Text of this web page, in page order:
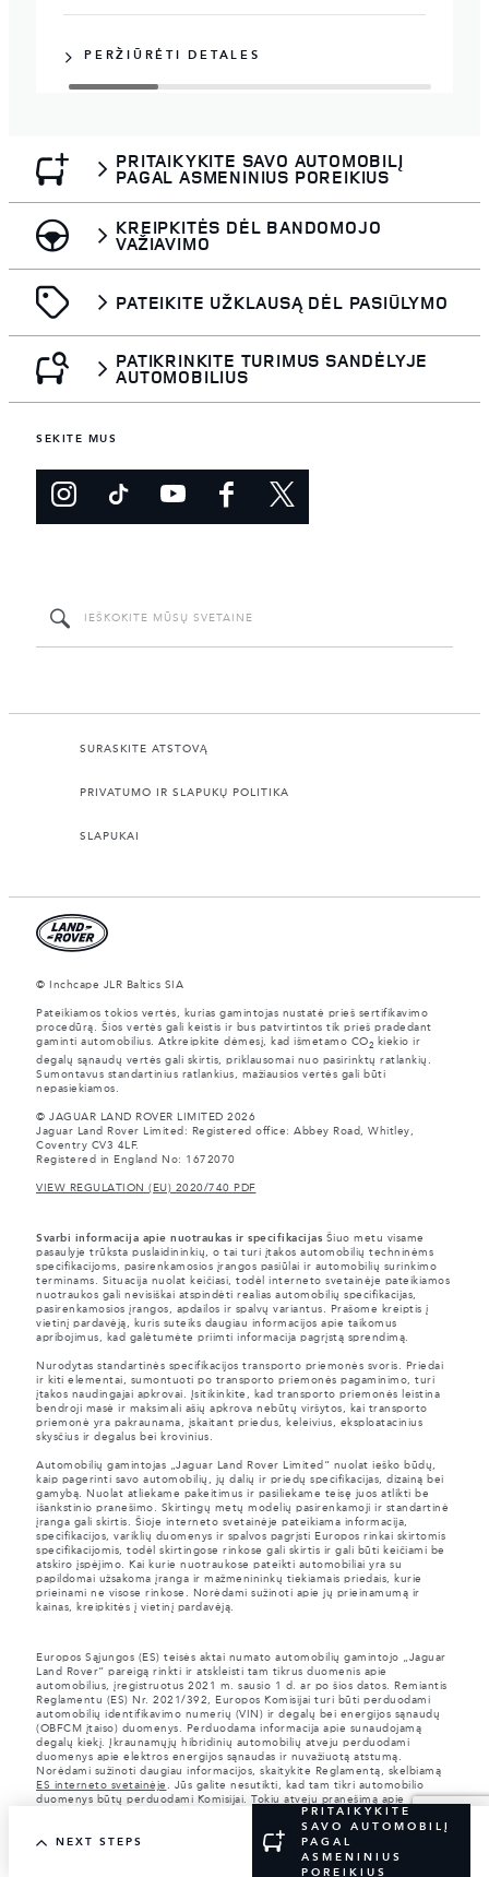
PERŽIŪRĖTI DETALES
PRITAIKYKITE SAVO AUTOMOBILĮ
PAGAL ASMENINIUS POREIKIUS
KREIPKITĖS DĖL BANDOMOJO
VAŽIAVIMO
PATEIKITE UŽKLAUSĄ DĖL PASIŪLYMO
PATIKRINKITE TURIMUS SANDĖLYJE
AUTOMOBILIUS
SEKITE MUS
SURASKITE ATSTOVĄ
PRIVATUMO IR SLAPUKŲ POLITIKA
SLAPUKAI
© Inchcape JLR Baltics SIA
Pateikiamos tokios vertės, kurias gamintojas nustatė prieš sertifikavimo
procedūrą. Šios vertės gali keistis ir bus patvirtintos tik prieš pradedant
gaminti automobilius. Atkreipkite dėmesį, kad išmetamo CO2
kiekio ir
degalų sąnaudų vertės gali skirtis, priklausomai nuo pasirinktų ratlankių.
Sumontavus standartinius ratlankius, mažiausios vertės gali būti
nepasiekiamos.
© JAGUAR LAND ROVER LIMITED 2026
Jaguar Land Rover Limited: Registered office: Abbey Road, Whitley,
Coventry CV3 4LF.
Registered in England No: 1672070
VIEW REGULATION (EU) 2020/740 PDF
Svarbi informacija apie nuotraukas ir specifikacijasŠiuo metu visame
pasaulyje trūksta puslaidininkių, o tai turi įtakos automobilių techninėms
specifikacijoms, pasirenkamosios įrangos pasiūlai ir automobilių surinkimo
terminams. Situacija nuolat keičiasi, todėl interneto svetainėje pateikiamos
nuotraukos gali nevisiškai atspindėti realias automobilių specifikacijas,
pasirenkamosios įrangos, apdailos ir spalvų variantus. Prašome kreiptis į
vietinį pardavėją, kuris suteiks daugiau informacijos apie taikomus
apribojimus, kad galėtumėte priimti informacija pagrįstą sprendimą.
Nurodytas standartinės specifikacijos transporto priemonės svoris. Priedai
ir kiti elementai, sumontuoti po transporto priemonės pagaminimo, turi
įtakos naudingajai apkrovai. Įsitikinkite, kad transporto priemonės leistina
bendroji masė ir maksimali ašių apkrova nebūtų viršytos, kai transporto
priemonė yra pakraunama, įskaitant priedus, keleivius, eksploatacinius
skysčius ir degalus bei krovinius.
Automobilių gamintojas „Jaguar Land Rover Limited“ nuolat ieško būdų,
kaip pagerinti savo automobilių, jų dalių ir priedų specifikacijas, dizainą bei
gamybą. Nuolat atliekame pakeitimus ir pasiliekame teisę juos atlikti be
išankstinio pranešimo. Skirtingų metų modelių pasirenkamoji ir standartinė
įranga gali skirtis. Šioje interneto svetainėje pateikiama informacija,
specifikacijos, variklių duomenys ir spalvos pagrįsti Europos rinkai skirtomis
specifikacijomis, todėl skirtingose rinkose gali skirtis ir gali būti keičiami be
atskiro įspėjimo. Kai kurie nuotraukose pateikti automobiliai yra su
papildomai užsakoma įranga ir mažmenininkų tiekiamais priedais, kurie
prieinami ne visose rinkose. Norėdami sužinoti apie jų prieinamumą ir
kainas, kreipkitės į vietinį pardavėją.
Europos Sąjungos (ES) teisės aktai numato automobilių gamintojo „Jaguar
Land Rover“ pareigą rinkti ir atskleisti tam tikrus duomenis apie
automobilius, įregistruotus 2021 m. sausio 1 d. ar po šios datos. Remiantis
Reglamentu (ES) Nr. 2021/392, Europos Komisijai turi būti perduodami
automobilių identifikavimo numerių (VIN) ir degalų bei energijos sąnaudų
(OBFCM įtaiso) duomenys. Perduodama informacija apie sunaudojamą
degalų kiekį. Įkraunamųjų hibridinių automobilių atveju perduodami
duomenys apie elektros energijos sąnaudas ir nuvažiuotą atstumą.
Norėdami sužinoti daugiau informacijos, skaitykite Reglamentą, skelbiamą
ES interneto svetainėje . Jūs galite nesutikti, kad tam tikri automobilio
duomenys būtų perduodami Komisijai. Tokiu atveju pranešimą apie
nesutikimą turite pateikti iki kovo pabaigos. Jei nesutinkate, kad duomenys
ir nurodykite savo automobilio
identifikavimo numerį (VIN) bei valstybinį registracijos numerį.
NEXT STEPS
PRITAIKYKITE
SAVO AUTOMOBILĮ
PAGAL
ASMENINIUS
POREIKIUS